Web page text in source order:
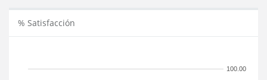
% Satisfacción
100.00